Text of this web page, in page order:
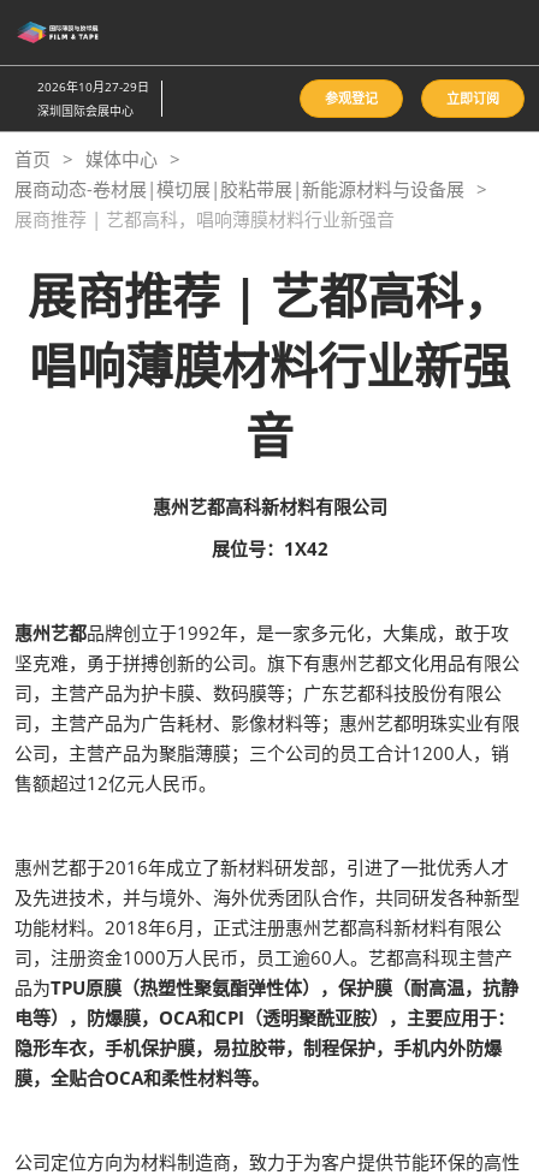
接
跳
至
内
容
2026年10月27-29日
深圳国际会展中心
参观登记 立即订阅
首页
媒体中心
展商动态-卷材展|模切展|胶粘带展|新能源材料与设备展
展商推荐 | 艺都高科，唱响薄膜材料行业新强音
展商推荐 | 艺都高科，
唱响薄膜材料行业新强
音
惠州艺都高科新材料有限公司
展位号：1X42
惠州艺都品牌创立于1992年，是一家多元化，大集成，敢于攻
坚克难，勇于拼搏创新的公司。旗下有惠州艺都文化用品有限公
司，主营产品为护卡膜、数码膜等；广东艺都科技股份有限公
司，主营产品为广告耗材、影像材料等；惠州艺都明珠实业有限
公司，主营产品为聚脂薄膜；三个公司的员工合计1200人，销
售额超过12亿元人民币。
惠州艺都于2016年成立了新材料研发部，引进了一批优秀人才
及先进技术，并与境外、海外优秀团队合作，共同研发各种新型
功能材料。2018年6月，正式注册惠州艺都高科新材料有限公
司，注册资金1000万人民币，员工逾60人。艺都高科现主营产
品为TPU原膜（热塑性聚氨酯弹性体），保护膜（耐高温，抗静
电等），防爆膜，OCA和CPI（透明聚酰亚胺），主要应用于：
隐形车衣，手机保护膜，易拉胶带，制程保护，手机内外防爆
膜，全贴合OCA和柔性材料等。
公司定位方向为材料制造商，致力于为客户提供节能环保的高性